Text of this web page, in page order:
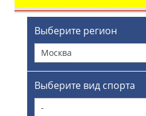
Выберите регион
Москва
Выберите вид спорта
-